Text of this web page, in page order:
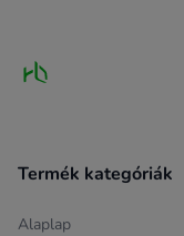
Termék kategóriák
Alaplap